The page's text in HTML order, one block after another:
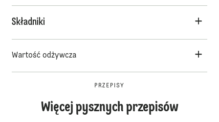
Składniki
Wartość odżywcza
PRZEPISY
Więcej pysznych przepisów